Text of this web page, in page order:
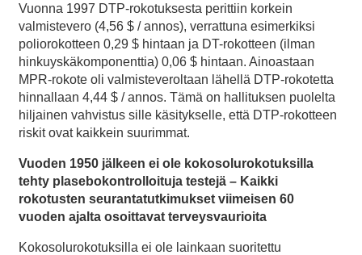
Vuonna 1997 DTP-rokotuksesta perittiin korkein
valmistevero (4,56 $ / annos), verrattuna esimerkiksi
poliorokotteen 0,29 $ hintaan ja DT-rokotteen (ilman
hinkuyskäkomponenttia) 0,06 $ hintaan. Ainoastaan
MPR-rokote oli valmisteveroltaan lähellä DTP-rokotetta
hinnallaan 4,44 $ / annos. Tämä on hallituksen puolelta
hiljainen vahvistus sille käsitykselle, että DTP-rokotteen
riskit ovat kaikkein suurimmat.
Vuoden 1950 jälkeen ei ole kokosolurokotuksilla
tehty plasebokontrolloituja testejä – Kaikki
rokotusten seurantatutkimukset viimeisen 60
vuoden ajalta osoittavat terveysvaurioita
Kokosolurokotuksilla ei ole lainkaan suoritettu